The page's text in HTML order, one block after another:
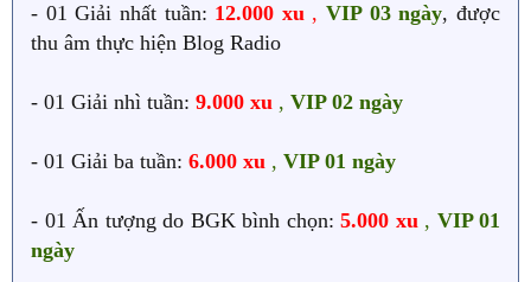
- 01 Giải nhất tuần: 12.000 xu , VIP 03 ngày, được
thu âm thực hiện Blog Radio
- 01 Giải nhì tuần: 9.000 xu , VIP 02 ngày
- 01 Giải ba tuần: 6.000 xu , VIP 01 ngày
- 01 Ấn tượng do BGK bình chọn: 5.000 xu , VIP 01
ngày